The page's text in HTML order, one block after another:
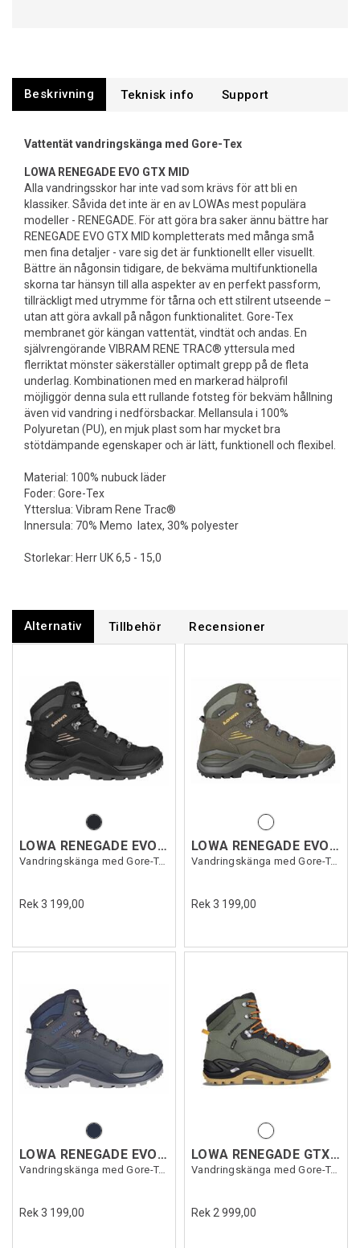
Beskrivning Support
Vattentät vandringskänga med Gore-Tex
LOWA RENEGADE EVO GTX MID
Alla vandringsskor har inte vad som krävs för att bli en
klassiker. Såvida det inte är en av LOWAs mest populära
modeller - RENEGADE. För att göra bra saker ännu bättre har
RENEGADE EVO GTX MID kompletterats med många små
men fina detaljer - vare sig det är funktionellt eller visuellt.
Bättre än någonsin tidigare, de bekväma multifunktionella
skorna tar hänsyn till alla aspekter av en perfekt passform,
tillräckligt med utrymme för tårna och ett stilrent utseende –
utan att göra avkall på någon funktionalitet. Gore-Tex
membranet gör kängan vattentät, vindtät och andas. En
självrengörande VIBRAM RENE TRAC® yttersula med
flerriktat mönster säkerställer optimalt grepp på de fleta
underlag. Kombinationen med en markerad hälprofil
möjliggör denna sula ett rullande fotsteg för bekväm hållning
även vid vandring i nedförsbackar. Mellansula i 100%
Polyuretan (PU), en mjuk plast som har mycket bra
stötdämpande egenskaper och är lätt, funktionell och flexibel.
Material: 100% nubuck läder
Foder: Gore-Tex
Ytterslua: Vibram Rene Trac®
Innersula: 70% Memo latex, 30% polyester
Storlekar: Herr UK 6,5 - 15,0
Alternativ Tillbehör Recensioner
LOWA RENEGADE EVO GTX MID
Vandringskänga med Gore-Tex
Rek 3 199,00
LOWA RENEGADE EVO GTX MID
Vandringskänga med Gore-Tex
Rek 3 199,00
LOWA RENEGADE EVO GTX MID
Vandringskänga med Gore-Tex
Rek 3 199,00
LOWA RENEGADE GTX MID
Vandringskänga med Gore-Tex
Rek 2 999,00